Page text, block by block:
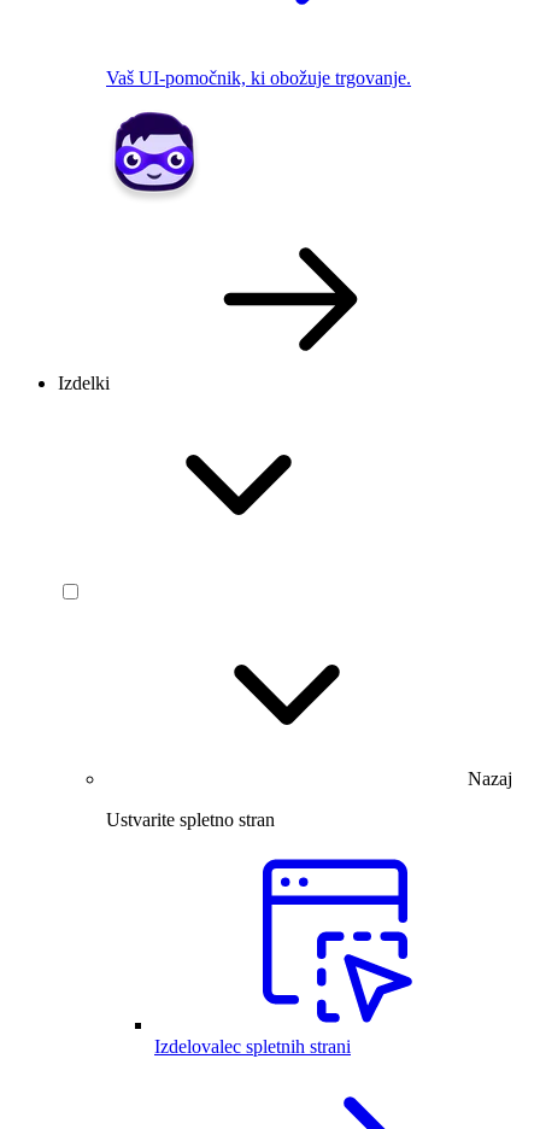
Vaš UI-pomočnik, ki obožuje trgovanje.
Izdelki
Nazaj
Ustvarite spletno stran
Izdelovalec spletnih strani